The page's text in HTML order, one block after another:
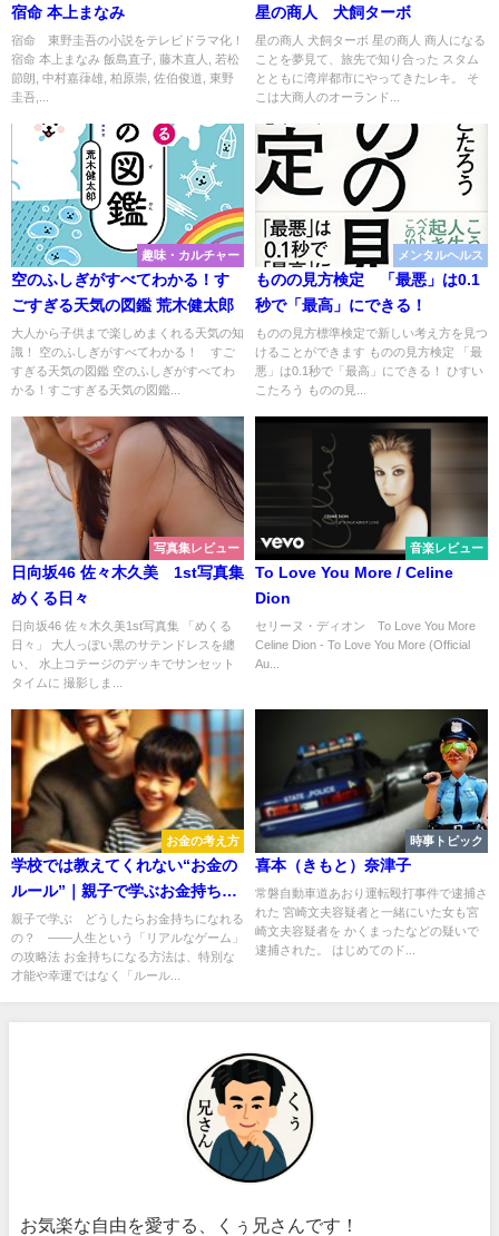
宿命 本上まなみ
宿命 東野圭吾の小説をテレビドラマ化！
宿命 本上まなみ 飯島直子, 藤木直人, 若松
節朗, 中村嘉葎雄, 柏原崇, 佐伯俊道, 東野
圭吾,...
星の商人 犬飼ターボ
星の商人 犬飼ターボ 星の商人 商人になる
ことを夢見て、旅先で知り合った スタム
とともに湾岸都市にやってきたレキ。 そ
こは大商人のオーランド...
趣味・カルチャー
空のふしぎがすべてわかる！す
ごすぎる天気の図鑑 荒木健太郎
大人から子供まで楽しめまくれる天気の知
識！ 空のふしぎがすべてわかる！ すご
すぎる天気の図鑑 空のふしぎがすべてわ
かる！すごすぎる天気の図鑑...
メンタルヘルス
ものの見方検定 「最悪」は0.1
秒で「最高」にできる！
ものの見方標準検定で新しい考え方を見つ
けることができます ものの見方検定 「最
悪」は0.1秒で「最高」にできる！ ひすい
こたろう ものの見...
写真集レビュー
日向坂46 佐々木久美 1st写真集
めくる日々
日向坂46 佐々木久美1st写真集 「めくる
日々」 大人っぽい黒のサテンドレスを纏
い、 水上コテージのデッキでサンセット
タイムに 撮影しま...
音楽レビュー
To Love You More / Celine
Dion
セリーヌ・ディオン To Love You More
Celine Dion - To Love You More (Official
Au...
お金の考え方
学校では教えてくれない“お金の
ルール”｜親子で学ぶお金持ちに
なる思考法
親子で学ぶ どうしたらお金持ちになれる
の？ ――人生という「リアルなゲーム」
の攻略法 お金持ちになる方法は、特別な
才能や幸運ではなく「ルール...
時事トピック
喜本（きもと）奈津子
常磐自動車道あおり運転殴打事件で逮捕さ
れた 宮崎文夫容疑者と一緒にいた女も宮
崎文夫容疑者を かくまったなどの疑いで
逮捕された。 はじめてのド...
お気楽な自由を愛する、くぅ兄さんです！